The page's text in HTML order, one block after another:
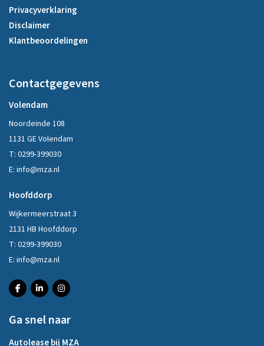
Privacyverklaring
Disclaimer
Klantbeoordelingen
Contactgegevens
Volendam
Noordeinde 108
1131 GE Volendam
T: 0299-399030
E: info@mza.nl
Hoofddorp
Wijkermeerstraat 3
2131 HB Hoofddorp
T: 0299-399030
E: info@mza.nl
Ga snel naar
Autolease bij MZA